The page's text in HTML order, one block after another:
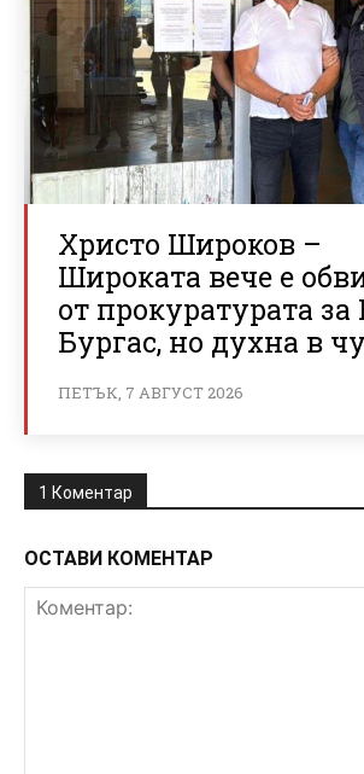
Христо Широков –
Широката вече е
от прокуратурата
Бургас, но духна в
ПЕТЪК, 7 АВГУСТ 2026
1 Коментар
ОСТАВИ КОМЕНТАР